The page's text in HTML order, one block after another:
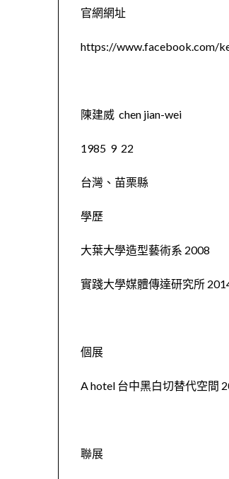
官網網址
https://www.facebook.com/
陳建威 chen jian-wei
1985 9 22
台灣、苗栗縣
學歷
大葉大學造型藝術系 2008
實踐大學媒體傳達研究所
個展
A hotel 台中黑白切替代空間
聯展